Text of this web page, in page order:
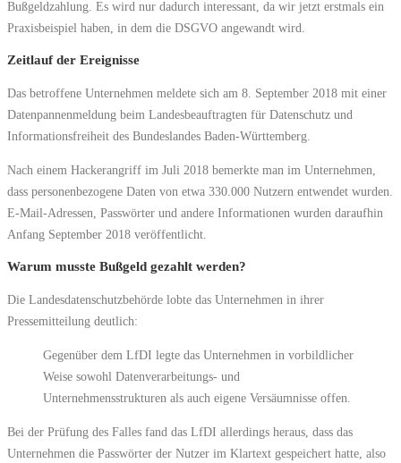
Bußgeldzahlung. Es wird nur dadurch interessant, da wir jetzt erstmals ein
Praxisbeispiel haben, in dem die DSGVO angewandt wird.
Zeitlauf der Ereignisse
Das betroffene Unternehmen meldete sich am 8. September 2018 mit einer
Datenpannenmeldung beim Landesbeauftragten für Datenschutz und
Informationsfreiheit des Bundeslandes Baden-Württemberg.
Nach einem Hackerangriff im Juli 2018 bemerkte man im Unternehmen,
dass personenbezogene Daten von etwa 330.000 Nutzern entwendet wurden.
E-Mail-Adressen, Passwörter und andere Informationen wurden daraufhin
Anfang September 2018 veröffentlicht.
Warum musste Bußgeld gezahlt werden?
Die Landesdatenschutzbehörde lobte das Unternehmen in ihrer
Pressemitteilung deutlich:
Gegenüber dem LfDI legte das Unternehmen in vorbildlicher
Weise sowohl Datenverarbeitungs- und
Unternehmensstrukturen als auch eigene Versäumnisse offen.
Bei der Prüfung des Falles fand das LfDI allerdings heraus, dass das
Unternehmen die Passwörter der Nutzer im Klartext gespeichert hatte, also